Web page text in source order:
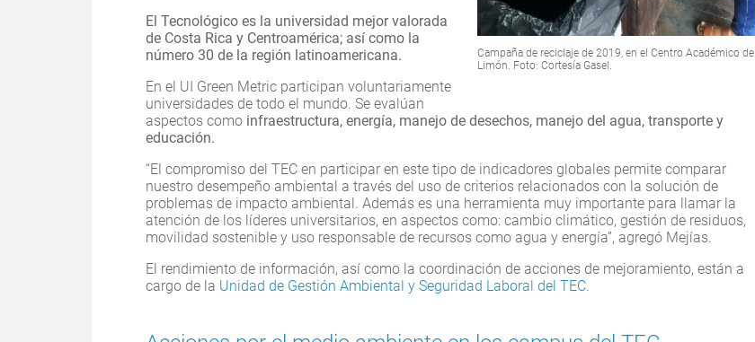
Campaña de reciclaje de 2019, en el Centro Académico de
Limón. Foto: Cortesía Gasel.
El Tecnológico es la universidad mejor valorada
de Costa Rica y Centroamérica; así como la
número 30 de la región latinoamericana.
En el UI Green Metric participan voluntariamente
universidades de todo el mundo. Se evalúan
aspectos como infraestructura, energía, manejo de desechos, manejo del agua, transporte y
educación.
“El compromiso del TEC en participar en este tipo de indicadores globales permite comparar
nuestro desempeño ambiental a través del uso de criterios relacionados con la solución de
problemas de impacto ambiental. Además es una herramienta muy importante para llamar la
atención de los líderes universitarios, en aspectos como: cambio climático, gestión de residuos,
movilidad sostenible y uso responsable de recursos como agua y energía”, agregó Mejías.
El rendimiento de información, así como la coordinación de acciones de mejoramiento, están a
cargo de la Unidad de Gestión Ambiental y Seguridad Laboral del TEC.